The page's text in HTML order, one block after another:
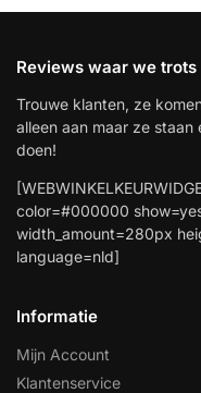
Reviews waar we
Trouwe klanten, ze
alleen aan maar ze
doen!
color=#000000
width_amount=280px
language=nld]
Informatie
Mijn Account
Klantenservice